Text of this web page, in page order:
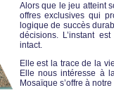
Alors que le jeu atteint
offres exclusives qui
logique de succès
décisions. L’instant
intact.
Elle est la trace de la
Elle nous intéresse à
Mosaïque s’offre à